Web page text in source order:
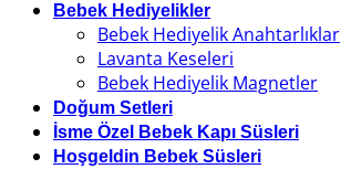
Bebek Hediyelikler
Bebek Hediyelik Anahtarlıklar
Lavanta Keseleri
Bebek Hediyelik Magnetler
Doğum Setleri
İsme Özel Bebek Kapı Süsleri
Hoşgeldin Bebek Süsleri